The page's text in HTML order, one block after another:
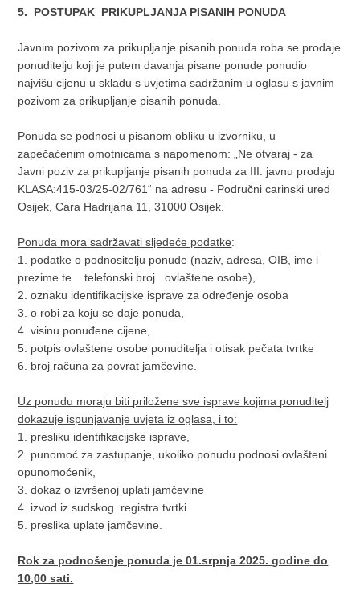
5. POSTUPAK PRIKUPLJANJA PISANIH PONUDA
Javnim pozivom za prikupljanje pisanih ponuda roba se prodaje
ponuditelju koji je putem davanja pisane ponude ponudio
najvišu cijenu u skladu s uvjetima sadržanim u oglasu s javnim
pozivom za prikupljanje pisanih ponuda.
Ponuda se podnosi u pisanom obliku u izvorniku, u
zapečaćenim omotnicama s napomenom: „Ne otvaraj - za
Javni poziv za prikupljanje pisanih ponuda za III. javnu prodaju
KLASA:415-03/25-02/761“ na adresu - Područni carinski ured
Osijek, Cara Hadrijana 11, 31000 Osijek.
Ponuda mora sadržavati sljedeće podatke:
1. podatke o podnositelju ponude (naziv, adresa, OIB, ime i
prezime te telefonski broj ovlaštene osobe),
2. oznaku identifikacijske isprave za određenje osoba
3. o robi za koju se daje ponuda,
4. visinu ponuđene cijene,
5. potpis ovlaštene osobe ponuditelja i otisak pečata tvrtke
6. broj računa za povrat jamčevine.
Uz ponudu moraju biti priložene sve isprave kojima ponuditelj
dokazuje ispunjavanje uvjeta iz oglasa, i to:
1. presliku identifikacijske isprave,
2. punomoć za zastupanje, ukoliko ponudu podnosi ovlašteni
opunomoćenik,
3. dokaz o izvršenoj uplati jamčevine
4. izvod iz sudskog registra tvrtki
5. preslika uplate jamčevine.
Rok za podnošenje ponuda je 01.srpnja 2025. godine do
10,00 sati.